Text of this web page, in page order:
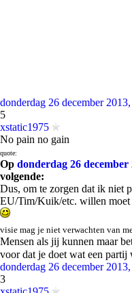
donderdag 26 december
5
xstatic1975
No pain no gain
quote:
Op donderdag 26 december
volgende:
Dus, om te zorgen dat ik niet
EU/Tim/Kuik/etc. willen moet
visie mag je niet verwachten van
Mensen als jij kunnen maar
voor dat je doet wat een partij
donderdag 26 december
3